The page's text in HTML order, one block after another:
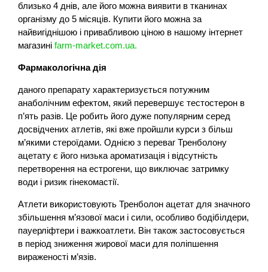
близько 4 днів, але його можна виявити в тканинах
організму до 5 місяців. Купити його можна за
найвигіднішою і привабливою ціною в нашому інтернет
магазині farm-market.com.ua.
Фармакологічна дія
даного препарату характеризується потужним
анаболічним ефектом, який перевершує тестостерон в
п’ять разів. Це робить його дуже популярним серед
досвідчених атлетів, які вже пройшли курси з більш
м’якими стероїдами. Однією з переваг Тренболону
ацетату є його низька ароматизація і відсутність
перетворення на естрогени, що виключає затримку
води і ризик гінекомастії.
Атлети використовують Тренболон ацетат для значного
збільшення м’язової маси і сили, особливо бодібілдери,
пауерліфтери і важкоатлети. Він також застосовується
в період зниження жирової маси для поліпшення
вираженості м’язів.